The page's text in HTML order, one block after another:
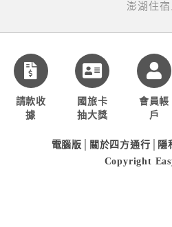
澎湖住宿
請款收
據
國旅卡
抽大獎
會員帳
戶
電腦版 關於四方通行 隱
Copyright